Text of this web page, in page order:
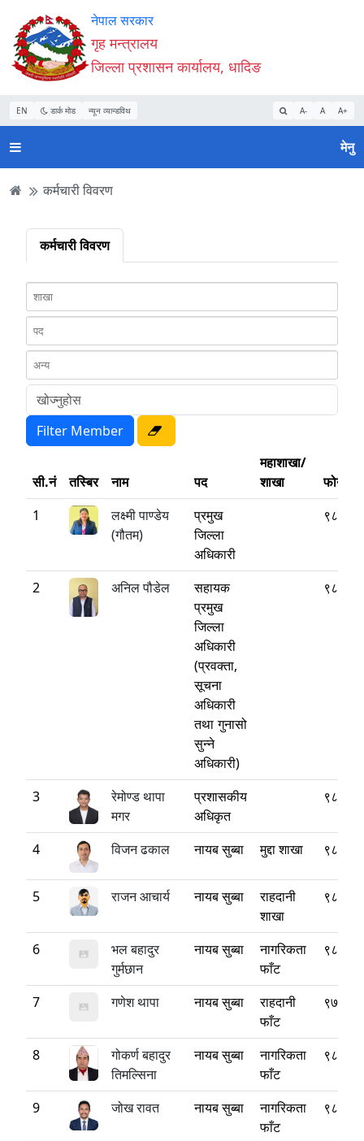
Accessibility
Mode
सुरु
गर्नुहोस्
सामाग्री
पढ्नुहाेस्
नेभिगेसन
पढ्नुहाेस्
वेबसाइट
खोजमा
जानुहोस्
नेपाल सरकार
गृह मन्त्रालय
जिल्ला प्रशासन कार्यालय, धादिङ
EN डार्क मोड न्यून व्यान्डविथ A- A A+
मेनु
कर्मचारी विवरण
कर्मचारी विवरण
सी.नं तस्बिर नाम पद
महाशाखा/
शाखा
फोन
1
लक्ष्मी पाण्डेय
(गौतम)
प्रमुख
जिल्ला
अधिकारी
2 अनिल पौडेल
सहायक
प्रमुख
जिल्ला
अधिकारी
(प्रवक्ता,
सूचना
अधिकारी
तथा गुनासो
सुन्ने
अधिकारी)
3
रेमोण्ड थापा
मगर
प्रशासकीय
अधिकृत
4 विजन ढकाल नायब सुब्बा मुद्दा शाखा
5 राजन आचार्य नायब सुब्बा
राहदानी
शाखा
6
भल बहादुर
गुर्मछान
नायब सुब्बा
नागरिकता
फाँट
7 गणेश थापा नायब सुब्बा
राहदानी
फाँट
8
गोकर्ण बहादुर
तिमल्सिना
नायब सुब्बा
नागरिकता
फाँट
9 जोख रावत नायब सुब्बा
नागरिकता
फाँट